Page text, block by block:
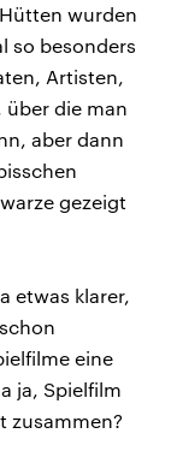
wurden
so besonders
Artisten,
über die man
aber dann
gezeigt
etwas klarer,
eine
ja, Spielfilm
zusammen?